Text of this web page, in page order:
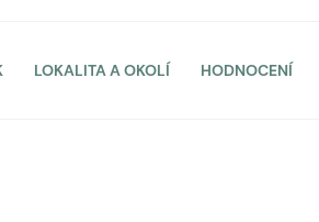
LOKALITA A OKOLÍ HODNOCENÍ